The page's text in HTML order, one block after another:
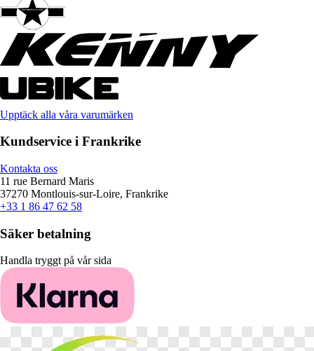
Upptäck alla våra varumärken
Kundservice i Frankrike
Kontakta oss
11 rue Bernard Maris
37270 Montlouis-sur-Loire, Frankrike
+33 1 86 47 62 58
Säker betalning
Handla tryggt på vår sida